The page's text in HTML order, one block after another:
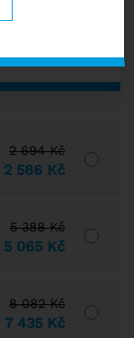
2 694 Kč
2 586 Kč
5 388 Kč
5 065 Kč
8 082 Kč
7 435 Kč